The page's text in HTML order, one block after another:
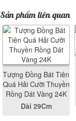
Sản phẩm liên quan
Tượng Đồng Bát Tiên
Quá Hải Cưỡi Thuyền
Rồng Dát Vàng 24K
Dài 29Cm